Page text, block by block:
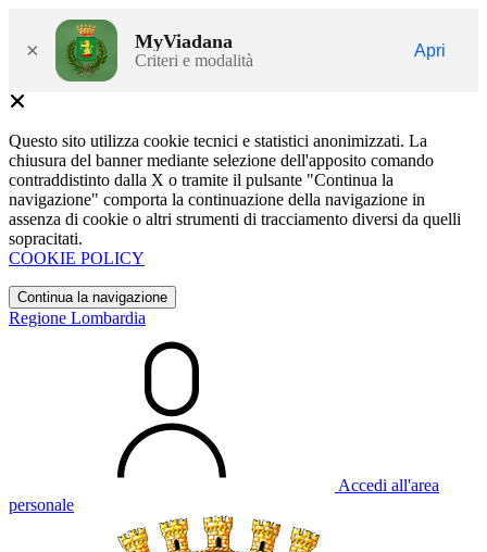
× MyViadana
Criteri e modalità
Apri
Questo sito utilizza cookie tecnici e statistici anonimizzati. La
chiusura del banner mediante selezione dell'apposito comando
contraddistinto dalla X o tramite il pulsante "Continua la
navigazione" comporta la continuazione della navigazione in
assenza di cookie o altri strumenti di tracciamento diversi da quelli
sopracitati.
COOKIE POLICY
Continua la navigazione
Regione Lombardia
Accedi all'area
personale